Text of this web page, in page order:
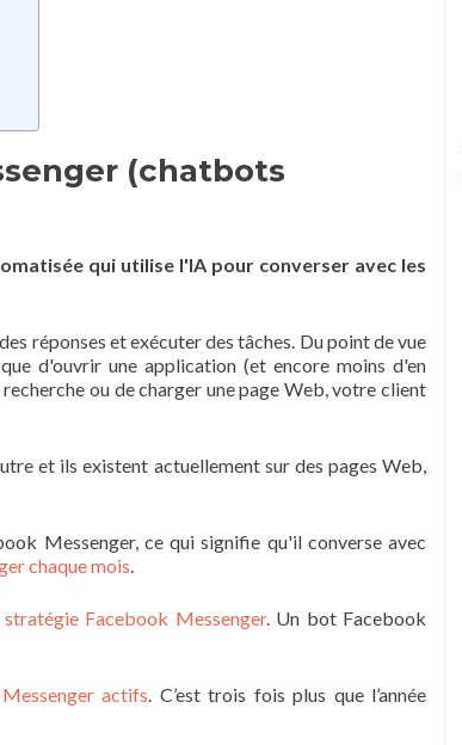
(chatbots
qui utilise l'IA pour converser avec les
réponses et exécuter des tâches. Du point de vue
d'ouvrir une application (et encore moins d'en
ou de charger une page Web, votre client
et ils existent actuellement sur des pages Web,
Messenger, ce qui signifie qu'il converse avec
chaque mois.
stratégie Facebook Messenger. Un bot Facebook
actifs. C’est trois fois plus que l’année